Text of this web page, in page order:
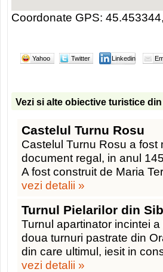
Coordonate GPS:
Yahoo Twitter Linkedin
Vezi si alte obiective turistice
Castelul Turnu Rosu
Castelul Turnu Rosu a
document regal, in anul
A fost construit de Maria
vezi detalii »
Turnul Pielarilor din
Turnul apartinator incintei
doua turnuri pastrate din
din care ultimul, iesit in
vezi detalii »